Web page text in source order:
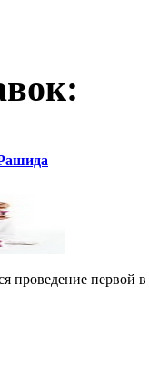
проведение